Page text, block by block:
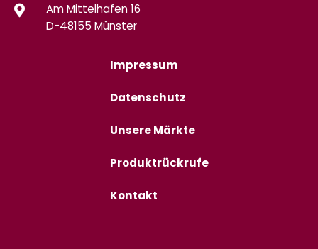
Am Mittelhafen 16
D-48155 Münster
Impressum
Datenschutz
Unsere Märkte
Produktrückrufe
Kontakt